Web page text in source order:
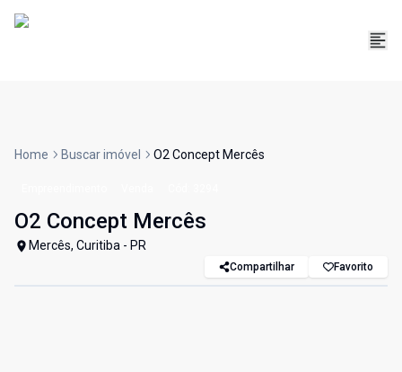
Home Buscar imóvel O2 Concept Mercês
O2 Concept Mercês
Mercês, Curitiba - PR
Compartilhar Favorito